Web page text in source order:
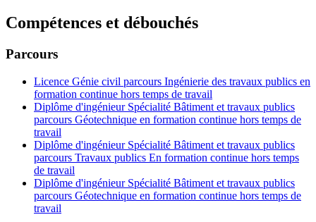
Compétences et débouchés
Parcours
Licence Génie civil parcours Ingénierie des travaux publics en
formation continue hors temps de travail
Diplôme d'ingénieur Spécialité Bâtiment et travaux publics
parcours Géotechnique en formation continue hors temps de
travail
Diplôme d'ingénieur Spécialité Bâtiment et travaux publics
parcours Travaux publics En formation continue hors temps
de travail
Diplôme d'ingénieur Spécialité Bâtiment et travaux publics
parcours Géotechnique en formation continue hors temps de
travail